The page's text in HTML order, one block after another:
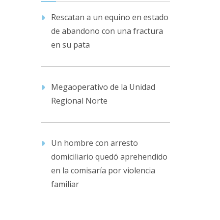
Rescatan a un equino en estado
de abandono con una fractura
en su pata
Megaoperativo de la Unidad
Regional Norte
Un hombre con arresto
domiciliario quedó aprehendido
en la comisaría por violencia
familiar